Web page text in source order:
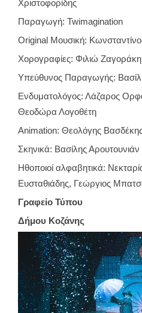
Χριστοφορίδης
Παραγωγή: Twimagination
Original Μουσική:
Χορογραφίες: Φιλιώ Ζαγοράκη
Υπεύθυνος Παραγωγής:
Ενδυματολόγος: Λάζαρος
Θεοδώρα Λογοθέτη
Animation: Θεολόγης
Σκηνικά: Βασίλης Αρουτουνιάν
Ηθοποιοί αλφαβητικά:
Ευσταθιάδης, Γεώργιος
Γραφείο Τύπου
Δήμου Κοζάνης